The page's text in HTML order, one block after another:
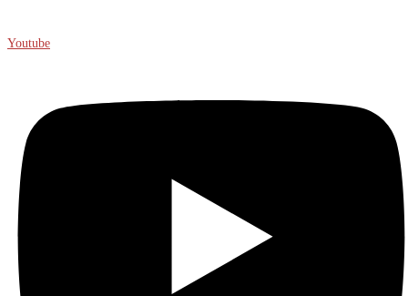
Youtube